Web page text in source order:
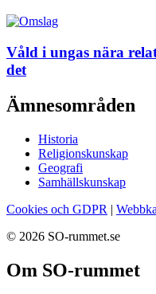
Våld i ungas nära
det
Ämnesområden
Historia
Religionskunskap
Geografi
Samhällskunskap
Cookies och GDPR |
© 2026 SO-rummet.se
Om SO-rummet